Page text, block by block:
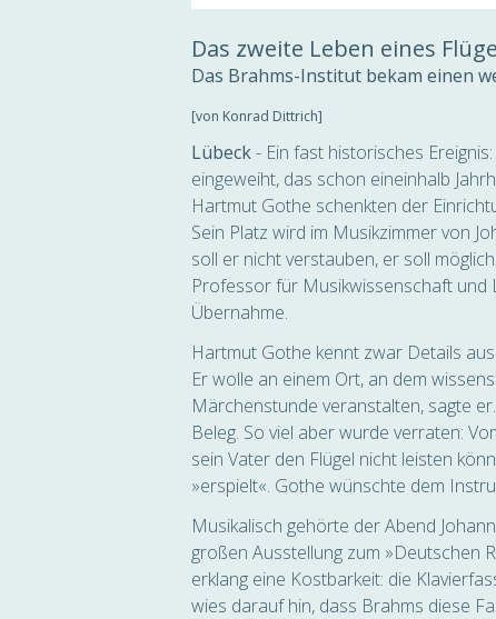
Das zweite Leben eines
Das Brahms-Institut bekam einen
[von Konrad Dittrich]
Lübeck- Ein fast historisches
eingeweiht, das schon eineinhalb
Hartmut Gothe schenkten der
Sein Platz wird im Musikzimmer von
soll er nicht verstauben, er soll
Professor für Musikwissenschaft
Übernahme.
Hartmut Gothe kennt zwar Details
Er wolle an einem Ort, an dem
Märchenstunde veranstalten, sagte
Beleg. So viel aber wurde verraten:
sein Vater den Flügel nicht leisten
»erspielt«. Gothe wünschte dem
Musikalisch gehörte der Abend
großen Ausstellung zum »Deutschen
erklang eine Kostbarkeit: die
wies darauf hin, dass Brahms diese